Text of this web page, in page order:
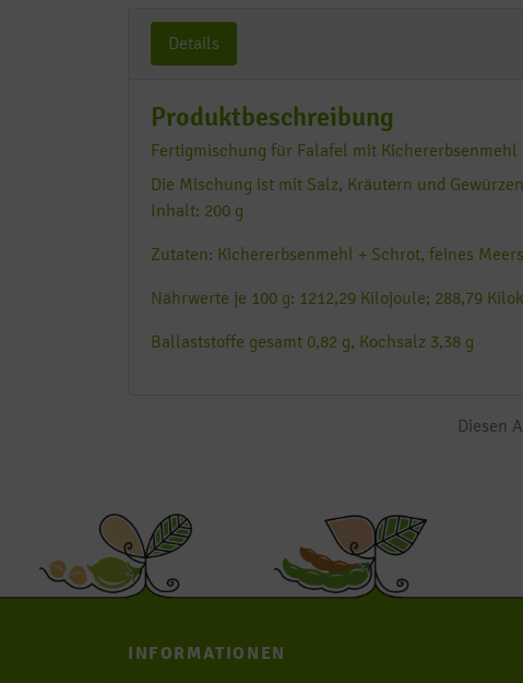
Details
Produktbeschreibung
Fertigmischung für Falafel mit
Die Mischung ist mit Salz, Kräutern und
Inhalt: 200 g
Zutaten: Kichererbsenmehl + Schrot, feines
Nährwerte je 100 g: 1212,29 Kilojoule; 288,79
Ballaststoffe gesamt 0,82 g, Kochsalz 3,38 g
Diesen
INFORMATIONEN